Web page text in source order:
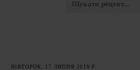
ВІВТОРОК, 17 ЛИПНЯ 2018 Р.